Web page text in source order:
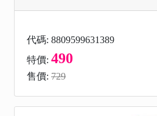
代碼: 8809599631389
特價: 490
售價: 729